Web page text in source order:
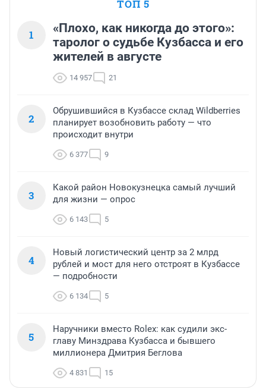
ТОП 5
1
«Плохо, как никогда до этого»:
таролог о судьбе Кузбасса и его
жителей в августе
14 957 21
2
Обрушившийся в Кузбассе склад Wildberries
планирует возобновить работу — что
происходит внутри
6 377 9
3
Какой район Новокузнецка самый лучший
для жизни — опрос
6 143 5
4
Новый логистический центр за 2 млрд
рублей и мост для него отстроят в Кузбассе
— подробности
6 134 5
5
Наручники вместо Rolex: как судили экс-
главу Минздрава Кузбасса и бывшего
миллионера Дмитрия Беглова
4 831 15